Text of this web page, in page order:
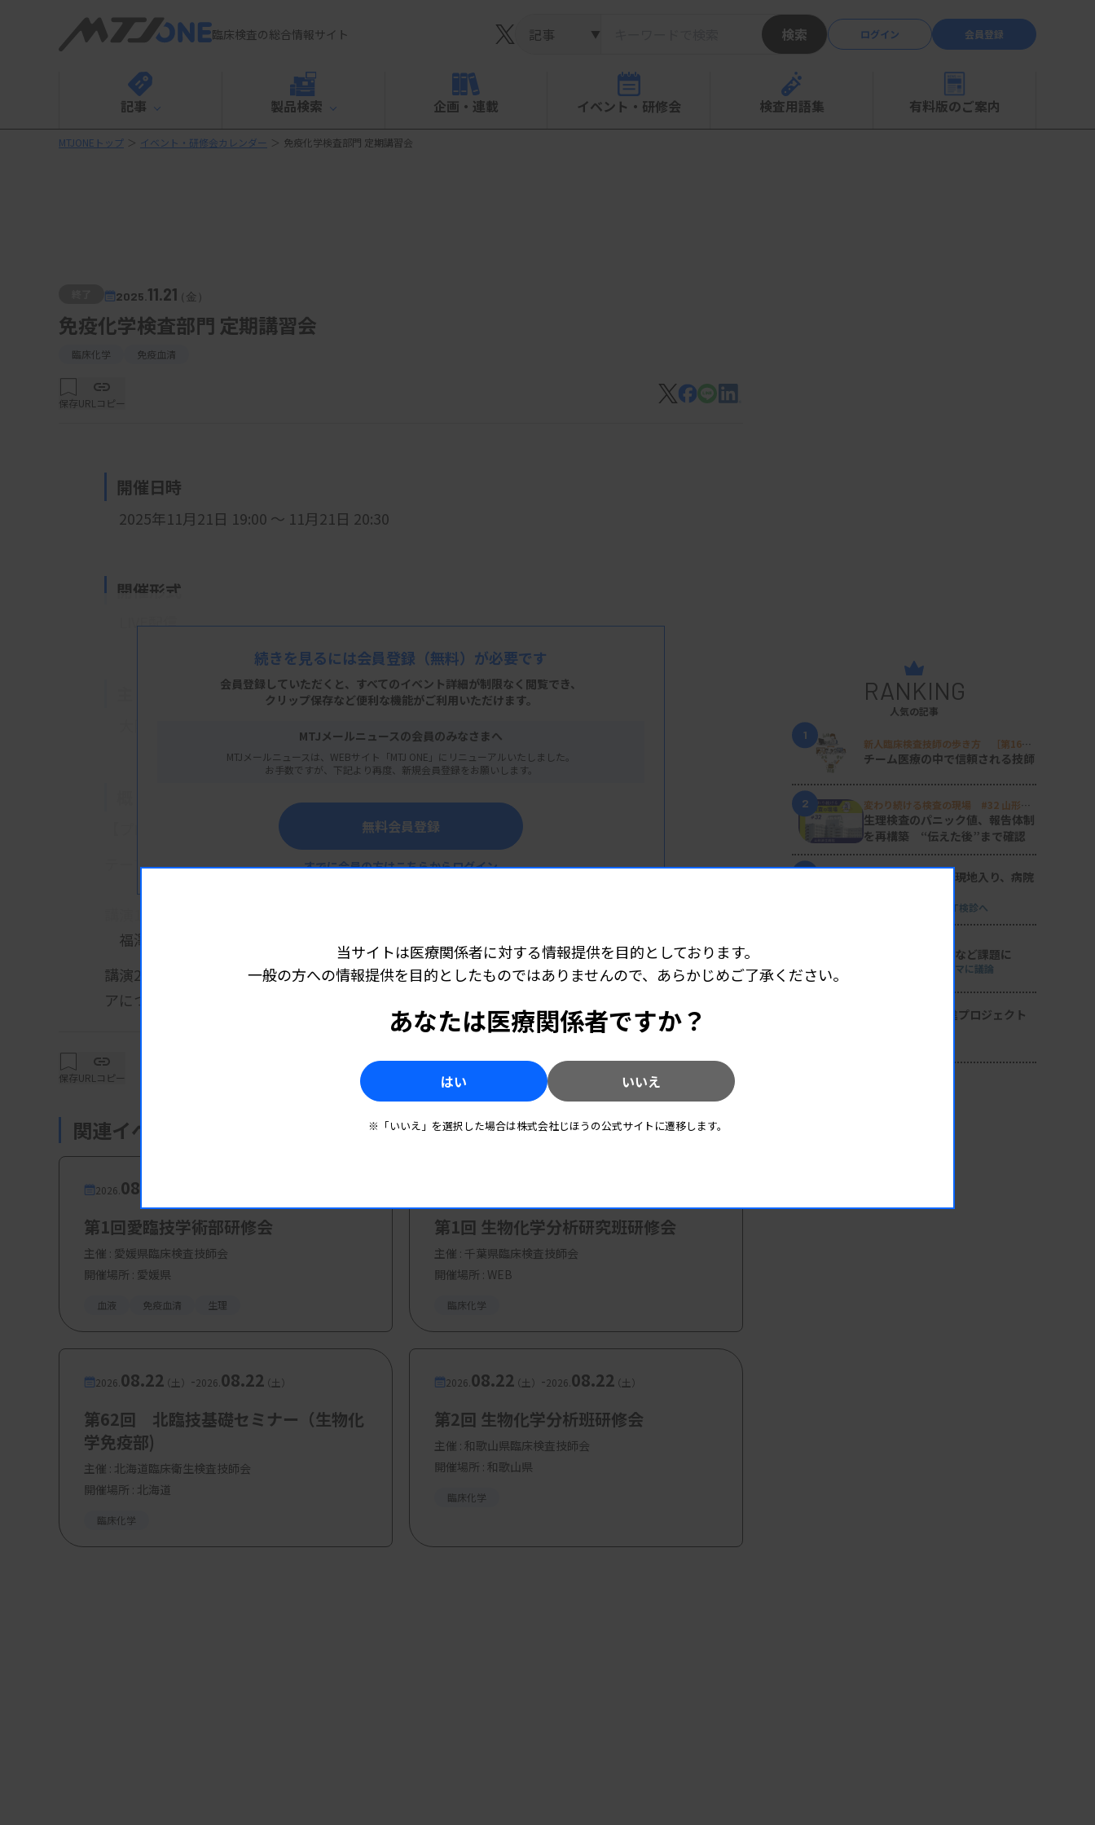
臨床検査の総合情報サイト ▼ 検索 ログイン 会員登録
記事 製品検索 企画・連載 イベント・研修会 検査用語集 有料版のご案内
MTJONEトップ ＞ イベント・研修会カレンダー ＞ 免疫化学検査部門 定期講習会
2025. 11.21 （金）
免疫化学検査部門 定期講習会
臨床化学 免疫血清
保存URLコピー
開催日時
2025年11月21日 19:00 ～ 11月21日 20:30
開催形式
LIVE配信
テーマ：肝臓の線維化とは？
福澤楓氏（大阪急性期・総合医療センター）
講演2：かかりつけ医と肝臓専門医をつなぐグローバル共通の肝線維化マーカーELFスコ
アについて
萩原貴裕氏（シーメンスヘルスケア・ダイアグノスティクス株式会社）
・参加費：会員500円、非会員1000円、登録学生：無料
詳細はこちら（外部リンク）
続きを見るには会員登録 （無料）が必要です
会員登録していただくと、すべてのイベント詳細が制限なく閲覧でき、
クリップ保存など便利な機能がご利用いただけます。
MTJメールニュースの会員のみなさまへ
MTJメールニュースは、WEBサイト「MTJ ONE」にリニューアルいたしました。
お手数ですが、下記より再度、新規会員登録をお願いします。
無料会員登録
すでに会員の方はこちらからログイン
保存URLコピー
関連イベント・研修会
2026. 08.08
第1回愛臨技学術部研修会
主催 : 愛媛県臨床検査技師会
開催場所 : 愛媛県
血液 免疫血清 生理
第1回 生物化学分析研究班研修会
主催 : 千葉県臨床検査技師会
開催場所 : WEB
臨床化学
2026. 08.22（土） -2026. 08.22（土）
第62回 北臨技基礎セミナー（生物化
学免疫部)
主催 : 北海道臨床衛生検査技師会
開催場所 : 北海道
臨床化学
2026. 08.22（土） -2026. 08.22（土）
第2回 生物化学分析班研修会
主催 : 和歌山県臨床検査技師会
開催場所 : 和歌山県
臨床化学
RANKING
人気の記事
1
新人臨床検査技師の歩き方 ［第16
回］
チーム医療の中で信頼される技師
2
変わり続ける検査の現場 #32 山形済
生病院
生理検査のパニック値、報告体制
を再構築 “伝えた後”まで確認
日臨技リエゾンが現地入り、病院
8月8・9両日にはDVT検診へ
導入経費や高齢化など課題に
全医共、検査DXテーマに議論
2026年度学術推進プロジェクト
当サイトは医療関係者に対する情報提供を目的としております。
一般の方への情報提供を目的としたものではありませんので、あらかじめご了承ください。
あなたは医療関係者ですか？
はい いいえ
※「いいえ」を選択した場合は株式会社じほうの公式サイトに遷移します。